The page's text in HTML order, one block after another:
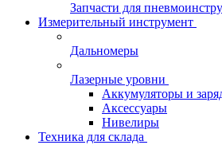
Запчасти для
Измерительный инструмент
Дальномеры
Лазерные уровни
Аккумуляторы и
Аксессуары
Нивелиры
Техника для склада